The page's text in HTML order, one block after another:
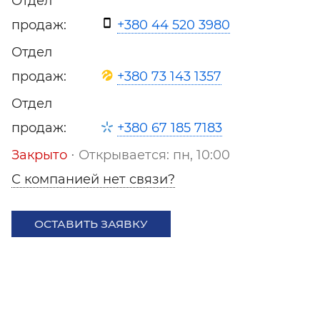
продаж:
+380 44 520 3980
Отдел
продаж:
+380 73 143 1357
Отдел
продаж:
+380 67 185 7183
Закрыто ⋅ Открывается: пн, 10:00
С компанией нет связи?
ОСТАВИТЬ ЗАЯВКУ